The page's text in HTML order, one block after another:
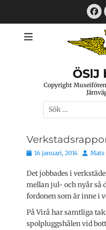
ÖSlJ
Copyright
Sök
efter:
Publicerat
16 januari, 2014 Mats
Det jobbades i
mellan jul- och nyår så
fordonen som är inne i
På Virå har samtliga
spolpluggshålen vid